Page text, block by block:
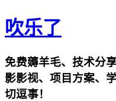
吹乐了
免费薅羊毛、技术分
影影视、项目方案、
切逗事！